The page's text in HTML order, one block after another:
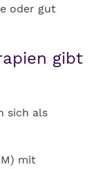
oder gut
gibt
sich als
mit